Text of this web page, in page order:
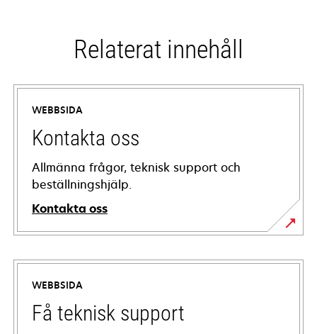
Relaterat innehåll
WEBBSIDA
Kontakta oss
Allmänna frågor, teknisk support och
beställningshjälp.
Kontakta oss
WEBBSIDA
Få teknisk support